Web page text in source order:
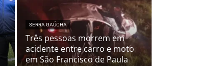
SERRA GAÚCHA
Três pessoas morrem em
acidente entre carro e moto
em São Francisco de Paula